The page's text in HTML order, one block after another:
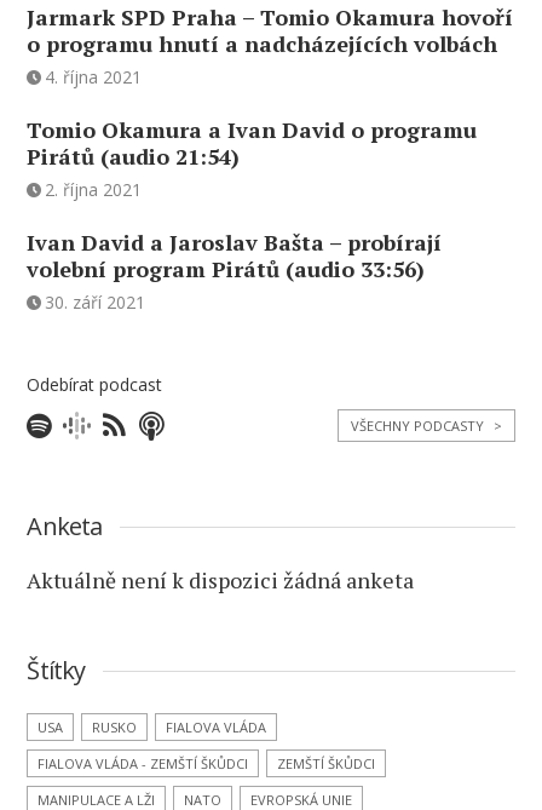
Jarmark SPD Praha – Tomio Okamura hovoří
o programu hnutí a nadcházejících volbách
4. října 2021
Tomio Okamura a Ivan David o programu
Pirátů (audio 21:54)
2. října 2021
Ivan David a Jaroslav Bašta – probírají
volební program Pirátů (audio 33:56)
30. září 2021
Odebírat podcast
VŠECHNY PODCASTY >
Anketa
Aktuálně není k dispozici žádná anketa
Štítky
USA RUSKO
FIALOVA VLÁDA
FIALOVA VLÁDA - ZEMŠTÍ ŠKŮDCI
ZEMŠTÍ ŠKŮDCI
MANIPULACE A LŽI
NATO
EVROPSKÁ UNIE